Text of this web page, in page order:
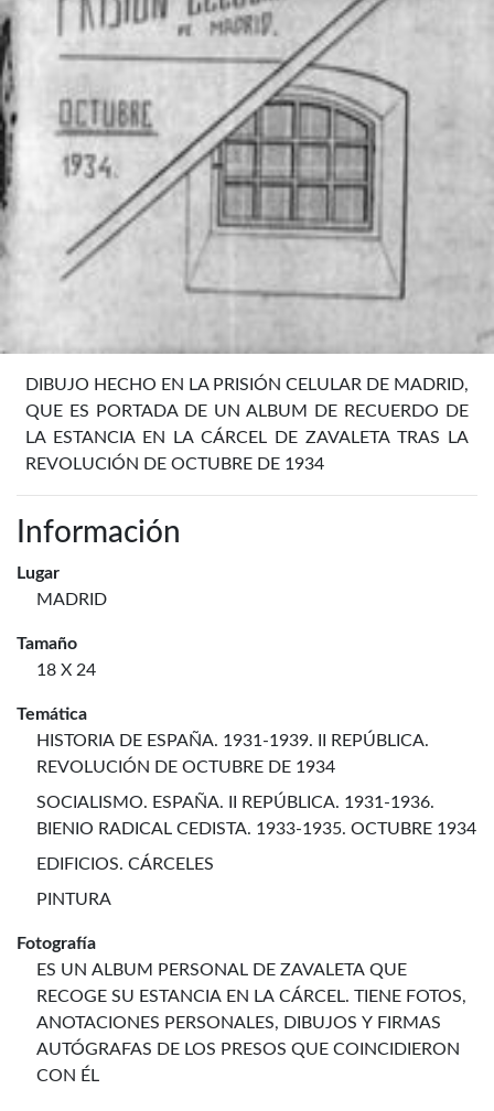
DIBUJO HECHO EN LA PRISIÓN CELULAR DE MADRID,
QUE ES PORTADA DE UN ALBUM DE RECUERDO DE
LA ESTANCIA EN LA CÁRCEL DE ZAVALETA TRAS LA
REVOLUCIÓN DE OCTUBRE DE 1934
Información
Lugar
MADRID
Tamaño
18 X 24
Temática
HISTORIA DE ESPAÑA. 1931-1939. II REPÚBLICA.
REVOLUCIÓN DE OCTUBRE DE 1934
SOCIALISMO. ESPAÑA. II REPÚBLICA. 1931-1936.
BIENIO RADICAL CEDISTA. 1933-1935. OCTUBRE 1934
EDIFICIOS. CÁRCELES
PINTURA
Fotografía
ES UN ALBUM PERSONAL DE ZAVALETA QUE
RECOGE SU ESTANCIA EN LA CÁRCEL. TIENE FOTOS,
ANOTACIONES PERSONALES, DIBUJOS Y FIRMAS
AUTÓGRAFAS DE LOS PRESOS QUE COINCIDIERON
CON ÉL